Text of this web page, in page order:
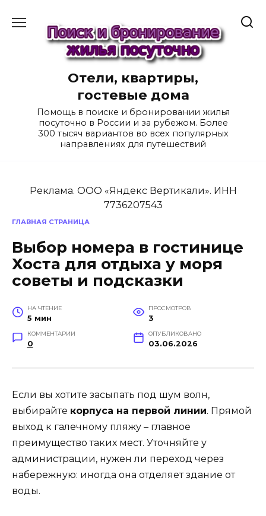
содержанию
Отели, квартиры,
гостевые дома
Помощь в поиске и бронировании жилья
посуточно в России и за рубежом. Более
300 тысяч вариантов во всех популярных
направлениях для путешествий
Реклама. ООО «Яндекс Вертикали». ИНН
7736207543
ГЛАВНАЯ СТРАНИЦА
Выбор номера в гостинице
Хоста для отдыха у моря
советы и подсказки
НА ЧТЕНИЕ
5 мин
ПРОСМОТРОВ
3
КОММЕНТАРИИ
0
ОПУБЛИКОВАНО
03.06.2026
Если вы хотите засыпать под шум волн,
выбирайте корпуса на первой линии. Прямой
выход к галечному пляжу – главное
преимущество таких мест. Уточняйте у
администрации, нужен ли переход через
набережную: иногда она отделяет здание от
воды.